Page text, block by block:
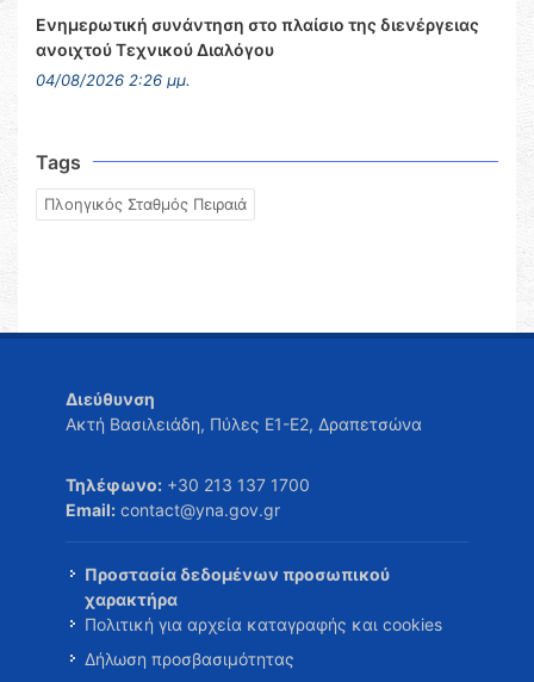
Ενημερωτική συνάντηση στο πλαίσιο της διενέργειας
ανοιχτού Τεχνικού Διαλόγου
04/08/2026 2:26 μμ.
Tags
Πλοηγικός Σταθμός Πειραιά
Διεύθυνση
Ακτή Βασιλειάδη, Πύλες Ε1-Ε2, Δραπετσώνα
Τηλέφωνο: +30 213 137 1700
Email: contact@yna.gov.gr
Προστασία δεδομένων προσωπικού
χαρακτήρα
Πολιτική για αρχεία καταγραφής και cookies
Δήλωση προσβασιμότητας